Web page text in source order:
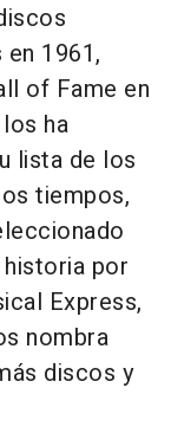
1961,
of Fame en
ha
lista de los
tiempos,
por
Express,
nombra
discos y